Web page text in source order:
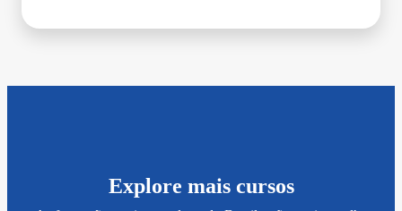
Explore mais cursos